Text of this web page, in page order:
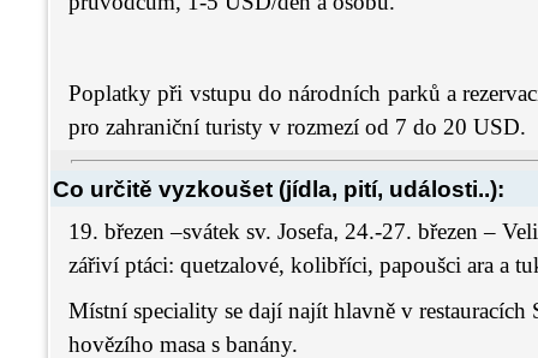
Poplatky při vstupu do národních parků a
pro zahraniční turisty v rozmezí od 7 do 20 USD.
Co určitě vyzkoušet (jídla, pití, události..):
19. březen –svátek sv. Josefa, 24.-27. březen –
zářiví ptáci: quetzalové, kolibříci, papoušci ara a
Místní speciality se dají najít hlavně v restauracích
hovězího masa s banány.